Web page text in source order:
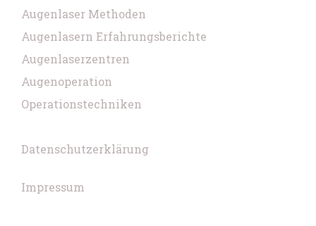
Augenlaser Methoden
Augenlasern Erfahrungsberichte
Augenlaserzentren
Augenoperation
Operationstechniken
Datenschutzerklärung
Impressum